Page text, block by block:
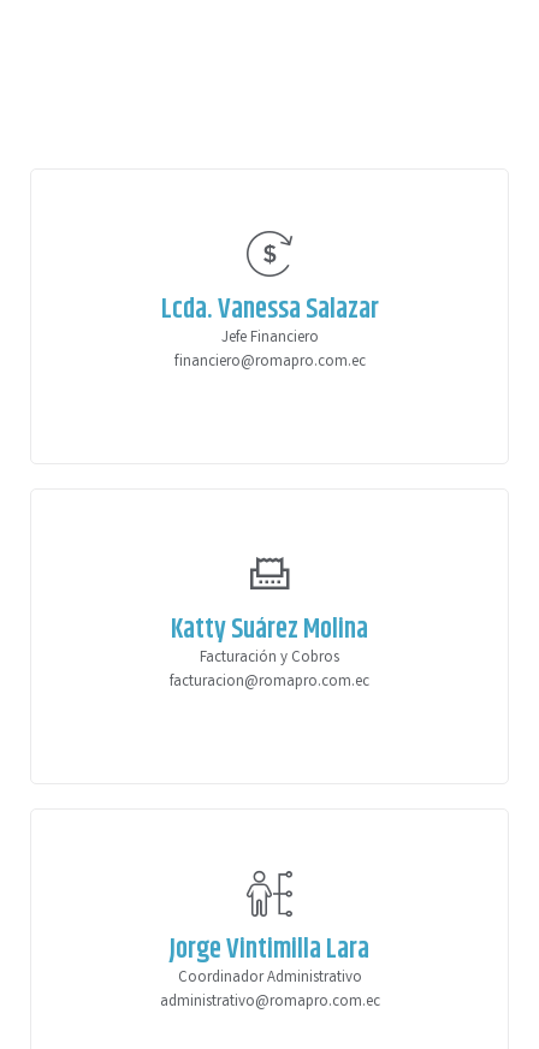
Lcda. Vanessa Salazar
Jefe Financiero
financiero@romapro.com.ec
Katty Suárez Molina
Facturación y Cobros
facturacion@romapro.com.ec
Jorge Vintimilla Lara
Coordinador Administrativo
administrativo@romapro.com.ec